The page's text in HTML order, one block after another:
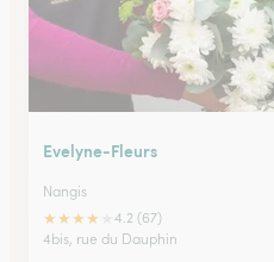
Evelyne-Fleurs
Nangis
★★★★
4.2 (67)
4bis, rue du Dauphin